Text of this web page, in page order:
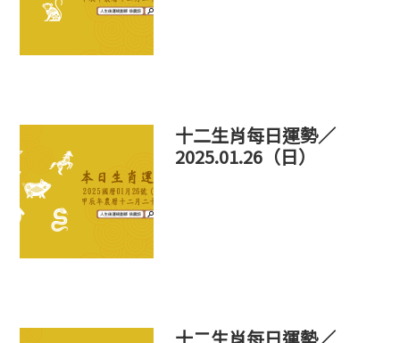
十二生肖每日運勢／
2025.01.26（日）
十二生肖每日運勢／